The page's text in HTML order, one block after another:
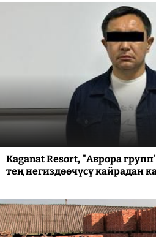
Kaganat Resort, "Аврора
тең негиздөөчүсү кайрадан